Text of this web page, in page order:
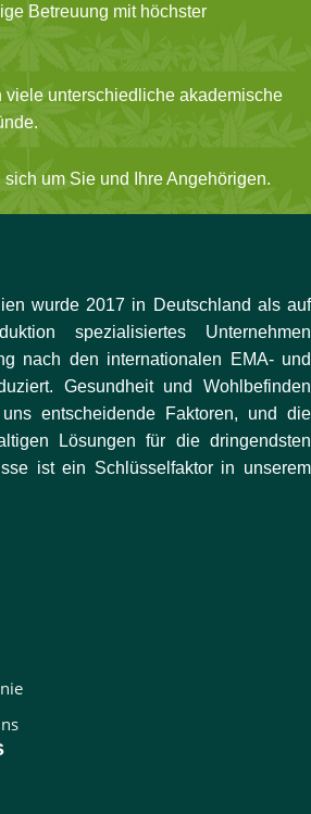
Betreuung mit höchster
viele unterschiedliche akademische
um Sie und Ihre Angehörigen.
wurde 2017 in Deutschland als auf
spezialisiertes Unternehmen
nach den internationalen EMA- und
Gesundheit und Wohlbefinden
entscheidende Faktoren, und die
Lösungen für die dringendsten
ist ein Schlüsselfaktor in unserem